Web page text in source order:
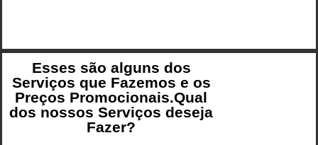
Esses são alguns dos
Serviços que Fazemos e os
Preços Promocionais.Qual
dos nossos Serviços deseja
Fazer?